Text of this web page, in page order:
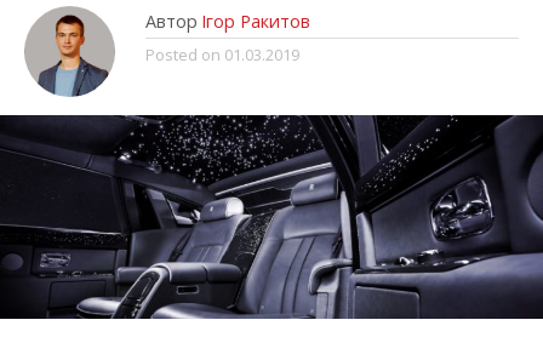
Автор Ігор Ракитов
Posted on 01.03.2019